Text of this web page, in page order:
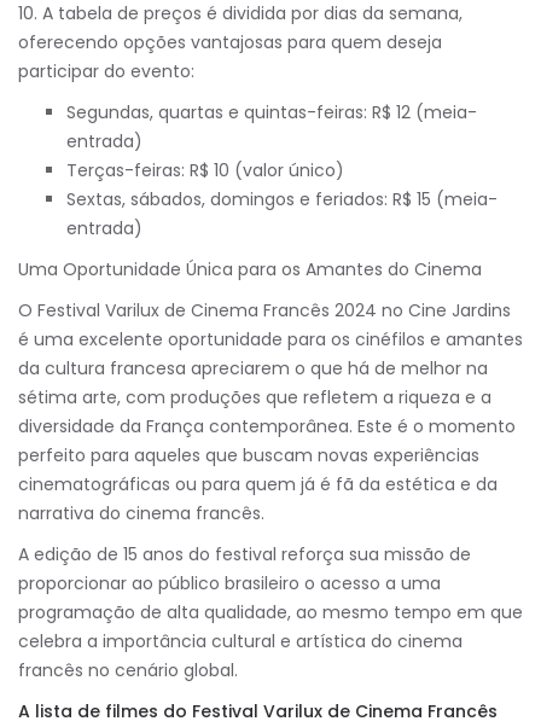
10. A tabela de preços é dividida por dias da semana,
oferecendo opções vantajosas para quem deseja
participar do evento:
Segundas, quartas e quintas-feiras: R$ 12 (meia-
entrada)
Terças-feiras: R$ 10 (valor único)
Sextas, sábados, domingos e feriados: R$ 15 (meia-
entrada)
Uma Oportunidade Única para os Amantes do Cinema
O Festival Varilux de Cinema Francês 2024 no Cine Jardins
é uma excelente oportunidade para os cinéfilos e amantes
da cultura francesa apreciarem o que há de melhor na
sétima arte, com produções que refletem a riqueza e a
diversidade da França contemporânea. Este é o momento
perfeito para aqueles que buscam novas experiências
cinematográficas ou para quem já é fã da estética e da
narrativa do cinema francês.
A edição de 15 anos do festival reforça sua missão de
proporcionar ao público brasileiro o acesso a uma
programação de alta qualidade, ao mesmo tempo em que
celebra a importância cultural e artística do cinema
francês no cenário global.
A lista de filmes do Festival Varilux de Cinema Francês